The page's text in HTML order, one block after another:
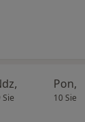
Sie
Pon,
10 Sie